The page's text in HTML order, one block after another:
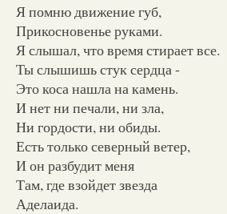
Я помню движение губ,
Прикосновенье руками.
Я слышал, что время стирает все.
Ты слышишь стук сердца -
Это коса нашла на камень.
И нет ни печали, ни зла,
Ни гордости, ни обиды.
Есть только северный ветер,
И он разбудит меня
Там, где взойдет звезда
Аделаида.